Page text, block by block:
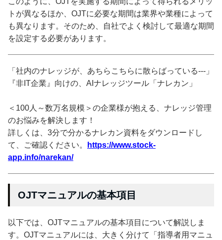
トが異なるほか、OJTに必要な期間は業界や業種によって
も異なります。そのため、自社でよく検討して最適な期間
を設定する必要があります。
「社内のナレッジが、あちらこちらに散らばっている---」
『非IT企業』向けの、AIナレッジツール「ナレカン」
＜100人～数万名規模＞の企業様が抱える、ナレッジ管理
のお悩みを解決します！
詳しくは、3分で分かるナレカン資料をダウンロードし
て、ご確認ください。
https://www.stock-
app.info/narekan/
OJTマニュアルの基本項目
以下では、OJTマニュアルの基本項目について解説しま
す。OJTマニュアルには、大きく分けて「指導者用マニュ